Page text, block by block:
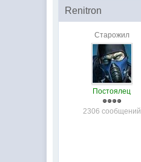
Renitron
Старожил
Постоялец
2306 сообщений